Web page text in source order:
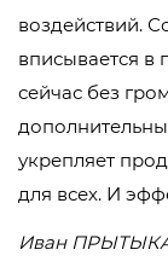
воздействий.
вписывается в
сейчас без
укрепляет
для всех. И
Иван